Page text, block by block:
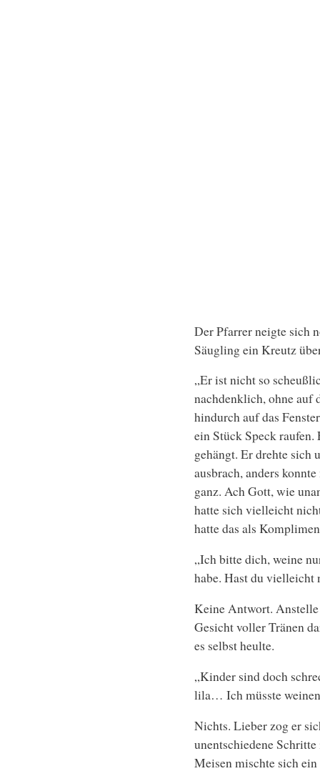
Der Pfarrer neigte sich
Säugling ein Kreutz
„Er ist nicht so
nachdenklich, ohne auf
hindurch auf das
ein Stück Speck
gehängt. Er drehte sich
ausbrach, anders
ganz. Ach Gott, wie
hatte sich vielleicht
hatte das als
„Ich bitte dich, weine
habe. Hast du vielleicht
Keine Antwort.
Gesicht voller Tränen
es selbst heulte.
„Kinder sind doch
lila… Ich müsste
Nichts. Lieber zog er
unentschiedene
Meisen mischte sich